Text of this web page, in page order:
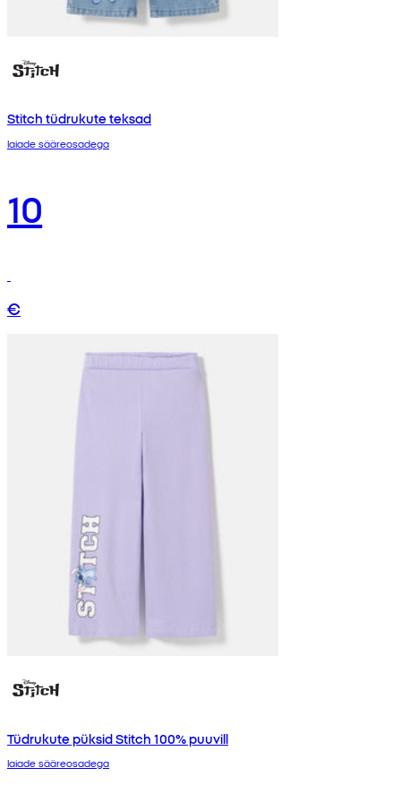
Stitch tüdrukute teksad
laiade sääreosadega
10
€
Tüdrukute püksid Stitch 100% puuvill
laiade sääreosadega